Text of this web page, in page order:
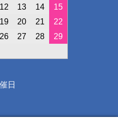
12 13 14
15
19 20 21
22
26 27 28
29
日